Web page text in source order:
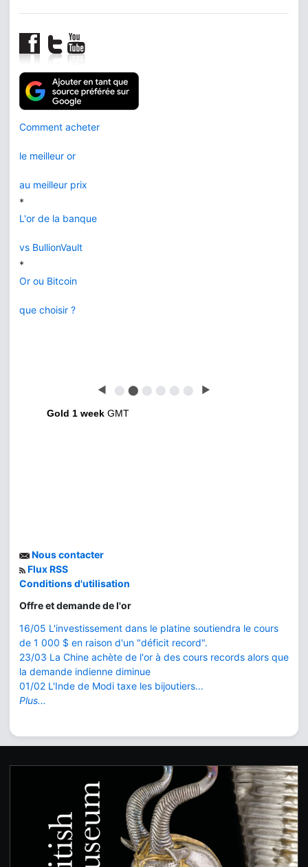
Comment acheter
le meilleur or
au meilleur prix
*
L'or de la banque
vs BullionVault
*
Or ou Bitcoin
que choisir ?
◀ ⬤ ⬤ ⬤ ⬤ ⬤ ⬤ ▶
Gold 1 week GMT
Nous contacter
Flux RSS
Conditions d'utilisation
Offre et demande de l'or
16/05 L'investissement dans le platine soutiendra le cours
de 1 000 $ en raison d'un "déficit record".
23/03 La Chine achète de l'or à des cours records alors que
la demande indienne diminue
01/02 L'Inde de Modi taxe les bijoutiers...
Plus...